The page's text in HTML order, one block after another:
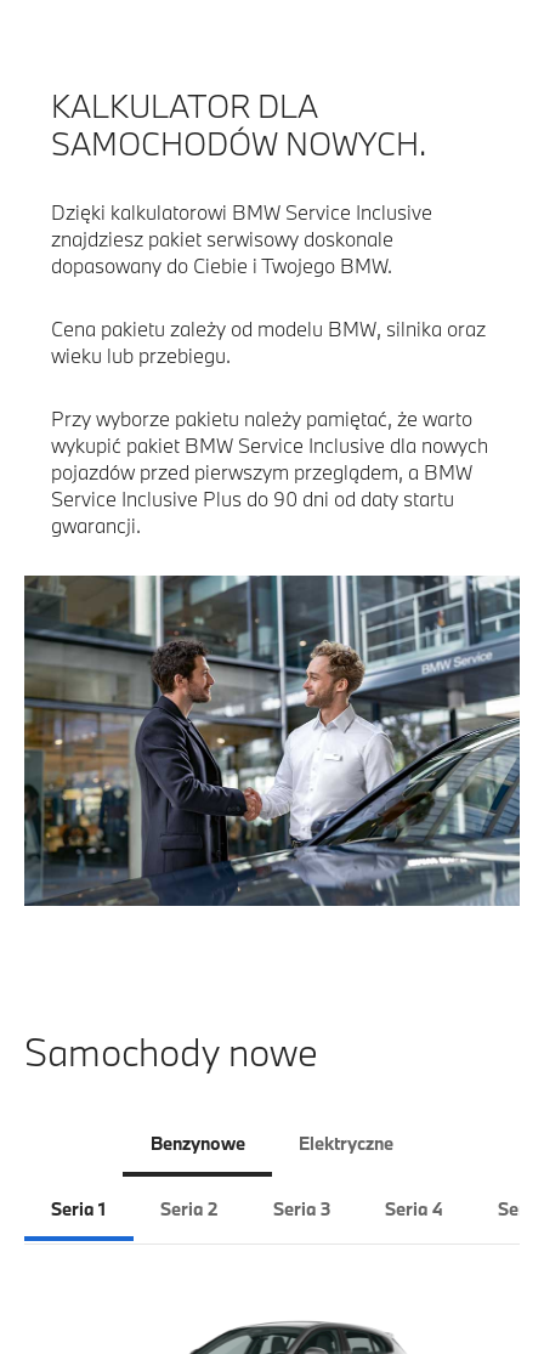
KALKULATOR DLA
SAMOCHODÓW NOWYCH.
Dzięki kalkulatorowi BMW Service Inclusive
znajdziesz pakiet serwisowy doskonale
dopasowany do Ciebie i Twojego BMW.
Cena pakietu zależy od modelu BMW, silnika oraz
wieku lub przebiegu.
Przy wyborze pakietu należy pamiętać, że warto
wykupić pakiet BMW Service Inclusive dla nowych
pojazdów przed pierwszym przeglądem, a BMW
Service Inclusive Plus do 90 dni od daty startu
gwarancji.
Samochody nowe
Benzynowe Elektryczne
Seria 1 Seria 2 Seria 3 Seria 4